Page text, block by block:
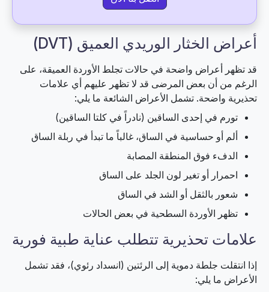
أعراض الخثار الوريدي العميق (DVT)
قد تظهر أعراض واضحة في حالات تجلط الأوردة العميقة، على
الرغم من أن بعض المرضى قد لا تظهر عليهم أي علامات
تحذيرية واضحة. تشمل الأعراض الشائعة ما يلي:
تورم في إحدى الساقين (نادراً في كلتا الساقين)
ألم أو حساسية في الساق، غالباً ما تبدأ في ربلة الساق
الدفء فوق المنطقة المصابة
احمرار أو تغير لون الجلد على الساق
شعور بالثقل أو الشد في الساق
تظهر الأوردة السطحية في بعض الحالات
علامات تحذيرية تتطلب عناية طبية فورية
إذا انتقلت جلطة دموية إلى الرئتين (انسداد رئوي)، فقد تشمل
الأعراض ما يلي: